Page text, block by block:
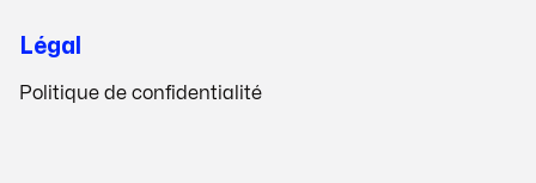
Légal
Politique de confidentialité